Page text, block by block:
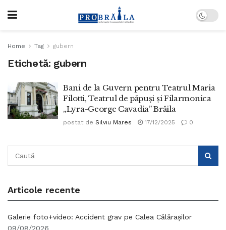
Home Tag gubern
Etichetă: gubern
Bani de la Guvern pentru Teatrul Maria
Filotti, Teatrul de păpuși și Filarmonica
„Lyra-George Cavadia” Brăila
postat de Silviu Mares 17/12/2025 0
Articole recente
Galerie foto+video: Accident grav pe Calea Călărașilor
09/08/2026